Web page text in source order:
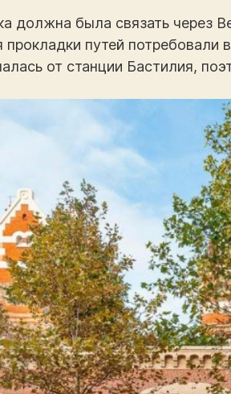
должна была связать через
путей
от станции Бастилия,